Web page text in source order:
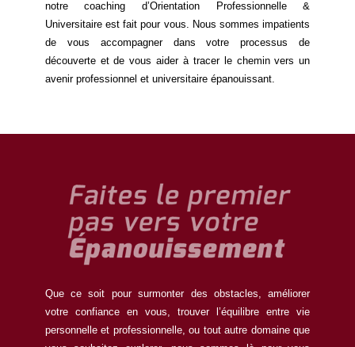
notre coaching d’Orientation Professionnelle &
Universitaire est fait pour vous. Nous sommes impatients
de vous accompagner dans votre processus de
découverte et de vous aider à tracer le chemin vers un
avenir professionnel et universitaire épanouissant.
Que ce soit pour surmonter des obstacles, améliorer
votre confiance en vous, trouver l’équilibre entre vie
personnelle et professionnelle, ou tout autre domaine que